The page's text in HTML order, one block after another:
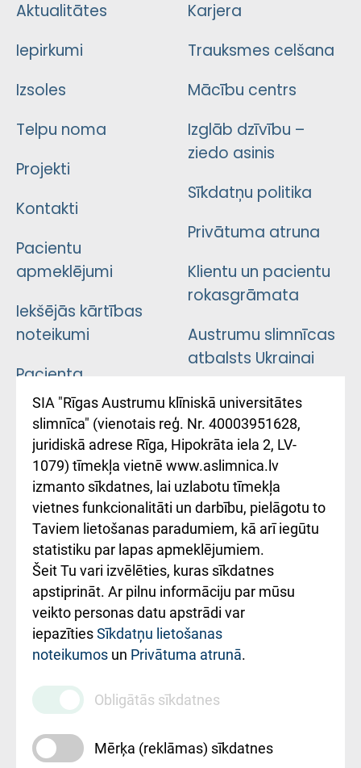
Aktualitātes
Iepirkumi
Izsoles
Telpu noma
Projekti
Kontakti
Pacientu
apmeklējumi
Iekšējās kārtības
noteikumi
Pacienta
atsauksmju/sūdzību
iesniegšanas
kārtība
Kā pie mums nokļūt
Rēķinu apmaksas
ceļvedis
Rekvizīti un
ārstniecības
iestādes kods
010000234
Maksas
pakalpojumu
cenrādis
Karjera
Trauksmes celšana
Mācību centrs
Izglāb dzīvību –
ziedo asinis
Sīkdatņu politika
Privātuma atruna
Klientu un pacientu
rokasgrāmata
Austrumu slimnīcas
atbalsts Ukrainai
Підтримка Східної
лікарні та співпраця з
Україною
SIA "Rīgas Austrumu klīniskā universitātes
slimnīca" (vienotais reģ. Nr. 40003951628,
juridiskā adrese Rīga, Hipokrāta iela 2, LV-
1079) tīmekļa vietnē www.aslimnica.lv
izmanto sīkdatnes, lai uzlabotu tīmekļa
vietnes funkcionalitāti un darbību, pielāgotu to
Taviem lietošanas paradumiem, kā arī iegūtu
statistiku par lapas apmeklējumiem.
Šeit Tu vari izvēlēties, kuras sīkdatnes
apstiprināt. Ar pilnu informāciju par mūsu
veikto personas datu apstrādi var
iepazītiesSīkdatņu lietošanas
noteikumos un Privātuma atrunā.
Obligātās sīkdatnes
Mērķa (reklāmas) sīkdatnes